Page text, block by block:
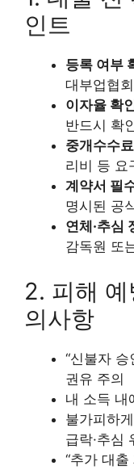
인트
등록 여부
대부업협
이자율 확
반드시 확
중개수수
리비 등 요
계약서 필
명시된 공
연체·추심
감독원 또
2. 피해
의사항
“신불자 승
권유 주의
내 소득 내
불가피하
급락·추심
“추가 대